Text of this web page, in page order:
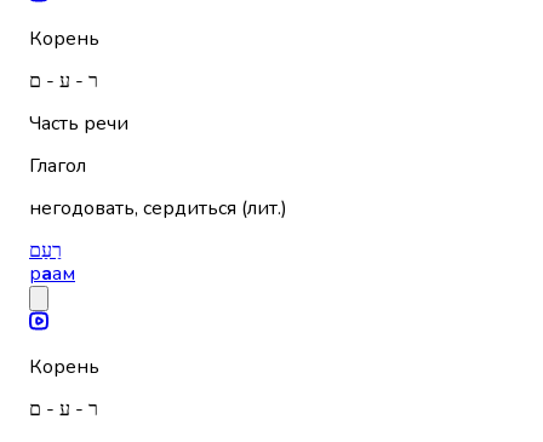
Корень
ר - ע - ם
Часть речи
Глагол
негодовать, сердиться (лит.)
רַעַם
раам
Корень
ר - ע - ם